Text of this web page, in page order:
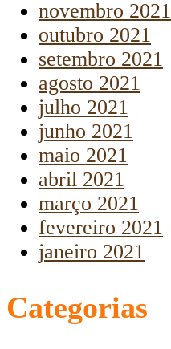
novembro 2021
outubro 2021
setembro 2021
agosto 2021
julho 2021
junho 2021
maio 2021
abril 2021
março 2021
fevereiro 2021
janeiro 2021
Categorias